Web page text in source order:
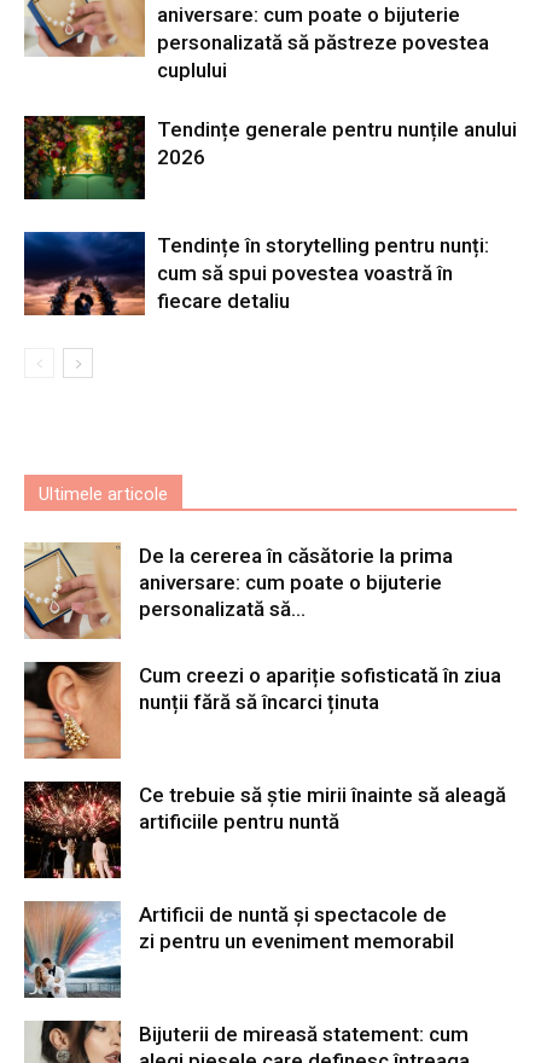
aniversare: cum poate o bijuterie
personalizată să păstreze povestea
cuplului
Tendințe generale pentru nunțile anului
2026
Tendințe în storytelling pentru nunți:
cum să spui povestea voastră în
fiecare detaliu
Ultimele articole
De la cererea în căsătorie la prima
aniversare: cum poate o bijuterie
personalizată să...
Cum creezi o apariție sofisticată în ziua
nunții fără să încarci ținuta
Ce trebuie să știe mirii înainte să aleagă
artificiile pentru nuntă
Artificii de nuntă și spectacole de
zi pentru un eveniment memorabil
Bijuterii de mireasă statement: cum